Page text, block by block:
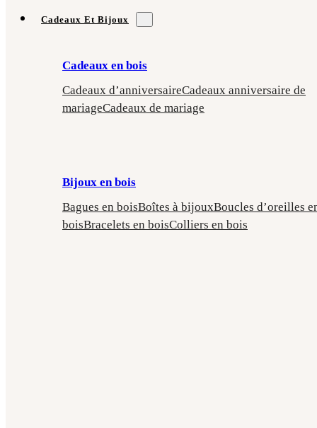
Cadeaux Et Bijoux
Cadeaux en bois
Cadeaux d’anniversaireCadeaux anniversaire de
mariageCadeaux de mariage
Bijoux en bois
Bagues en boisBoîtes à bijouxBoucles d’oreilles
boisBracelets en boisColliers en bois